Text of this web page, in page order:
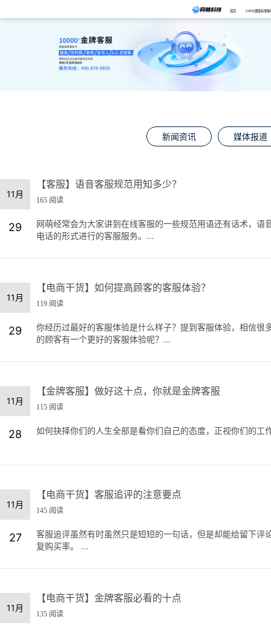
首页 CSPS/国家标准体
新闻资讯 媒体报道
11月
29
【客服】语音客服规范用知多少？
165 阅读
网萌经常会为大家讲到在线客服的一些规范用语还有话术，
电话的形式进行的客服服务。...
11月
29
【电商干货】如何提高顾客的客服体验？
119 阅读
你经历过最好的客服体验是什么样子？提到客服体验，相信
的顾客有一个更好的客服体验呢？...
11月
28
【金牌客服】做好这十点，你就是金牌客服
115 阅读
如何抉择你们的人生全部是看你们自己的态度，正视你们的工
11月
27
【电商干货】客服追评的注意要点
145 阅读
客服追评虽然有时虽然只是短短的一句话，但是却能给留下
复购买率。 ...
11月
【电商干货】金牌客服必看的十点
135 阅读